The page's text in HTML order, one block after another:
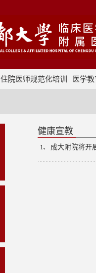
住院医师规范化培训 医学
健康宣教
1、 成大附院将开